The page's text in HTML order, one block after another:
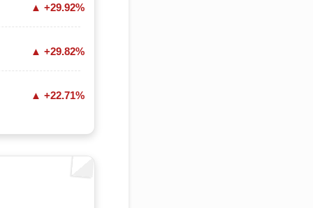
+29.92%
+29.82%
+22.71%